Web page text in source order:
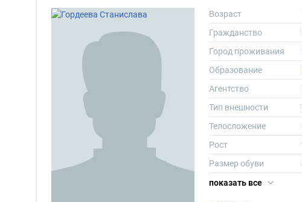
Возраст
Гражданство
Город проживания
Образование
Агентство
Тип внешности
Телосложение
Рост
Размер обуви
Длина волос
показать все